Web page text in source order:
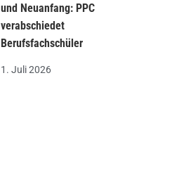
und Neuanfang: PPC
verabschiedet
Berufsfachschüler
1. Juli 2026